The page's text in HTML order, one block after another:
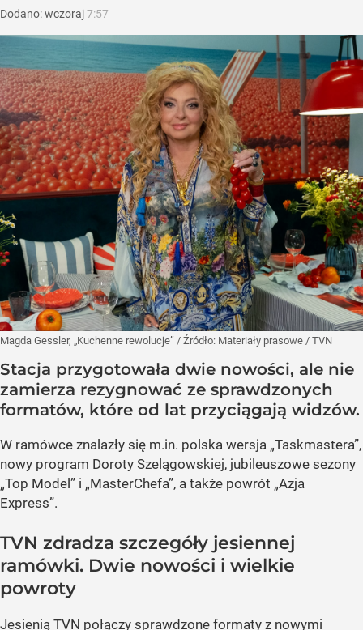
Dodano:wczoraj7:57
Magda Gessler, „Kuchenne rewolucje” / Źródło: Materiały prasowe / TVN
Stacja przygotowała dwie nowości, ale nie
zamierza rezygnować ze sprawdzonych
formatów, które od lat przyciągają widzów.
W ramówce znalazły się m.in. polska wersja „Taskmastera”,
nowy program Doroty Szelągowskiej, jubileuszowe sezony
„Top Model” i „MasterChefa”, a także powrót „Azja
Express”.
TVN zdradza szczegóły jesiennej
ramówki. Dwie nowości i wielkie
powroty
Jesienią TVN połączy sprawdzone formaty z nowymi